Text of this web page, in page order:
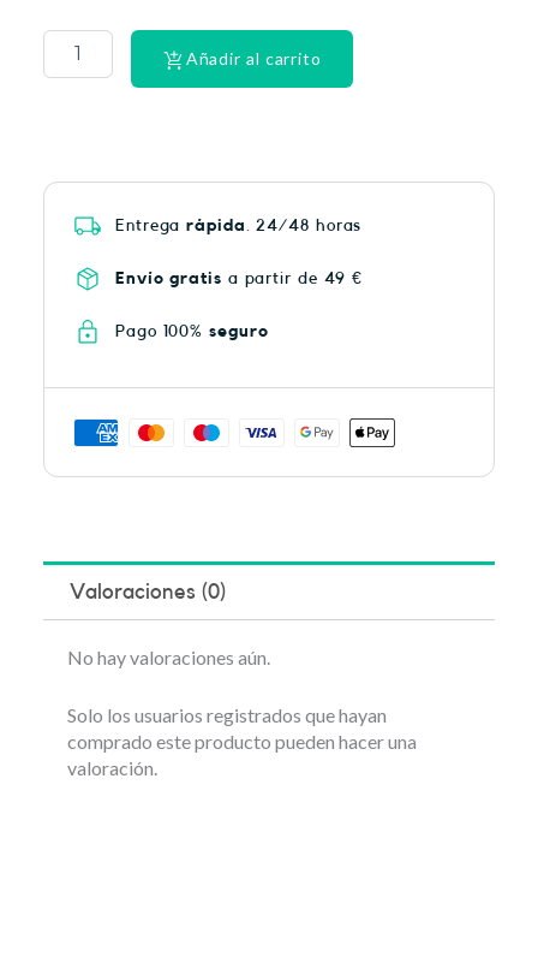
ULTRA
HEAT
PLUS
Añadir al carrito
Entregarápida . 24/48 horas
Envío gratis a partir de 49 €
Pago 100% seguro
Valoraciones (0)
No hay valoraciones aún.
Solo los usuarios registrados que hayan
comprado este producto pueden hacer una
valoración.